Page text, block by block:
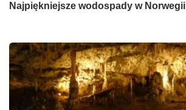
Najpiękniejsze wodospady w Norwegii